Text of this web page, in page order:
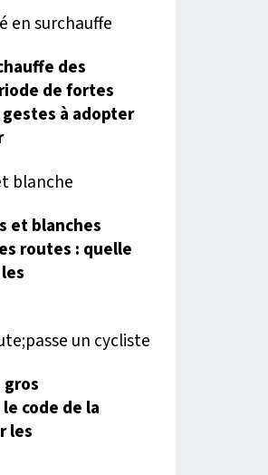
des
de fortes
à adopter
et blanches
routes : quelle
code de la
les